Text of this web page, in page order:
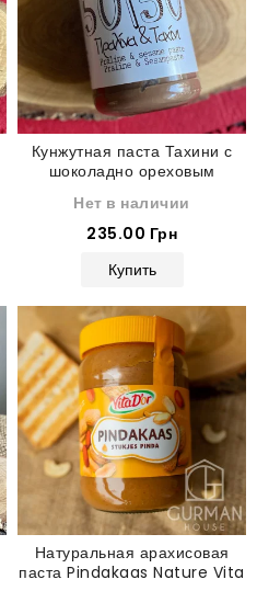
Кунжутная паста Тахини с
шоколадно ореховым
Нет в наличии
235.00 Грн
Купить
Натуральная арахисовая
паста Pindakaas Nature Vita